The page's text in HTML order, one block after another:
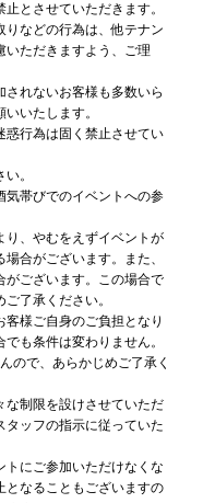
とさせていただきます。
などの行為は、他テナン
いただきますよう、ご理
れないお客様も多数いら
いたします。
行為は固く禁止させてい
。
帯びでのイベントへの参
、やむをえずイベントが
合がございます。また、
がございます。この場合で
了承ください。
様ご自身のご負担となり
も条件は変わりません。
ので、あらかじめご了承く
制限を設けさせていただ
タッフの指示に従っていた
にご参加いただけなくな
となることもございますの